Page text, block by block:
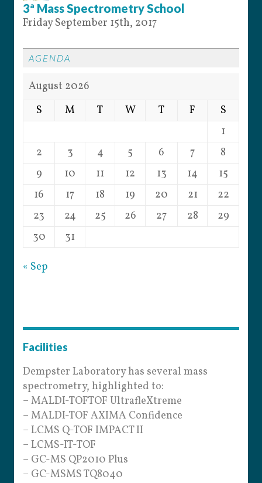
3ª Mass Spectrometry School
Friday September 15th, 2017
AGENDA
August 2026
S
M T W T F
S
1
2
3 4 5 6 7
8
9
10 11 12 13 14
15
16
17 18 19 20 21
22
23
24 25 26 27 28
29
30
31
« Sep
Facilities
Dempster Laboratory has several mass
spectrometry, highlighted to:
– MALDI-TOFTOF UltrafleXtreme
– MALDI-TOF AXIMA Confidence
– LCMS Q-TOF IMPACT II
– LCMS-IT-TOF
– GC-MS QP2010 Plus
– GC-MSMS TQ8040